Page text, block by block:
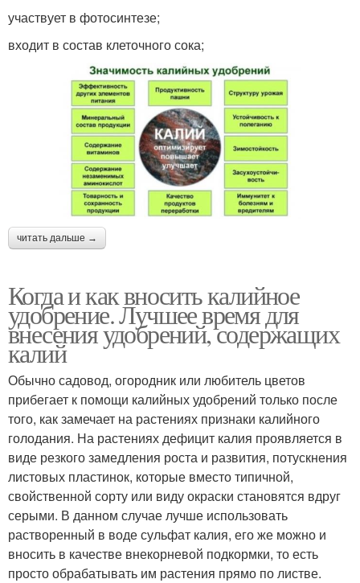
участвует в фотосинтезе;
входит в состав клеточного сока;
читать дальше →
Когда и как вносить калийное
удобрение. Лучшее время для
внесения удобрений, содержащих
калий
Обычно садовод, огородник или любитель цветов
прибегает к помощи калийных удобрений только после
того, как замечает на растениях признаки калийного
голодания. На растениях дефицит калия проявляется в
виде резкого замедления роста и развития, потускнения
листовых пластинок, которые вместо типичной,
свойственной сорту или виду окраски становятся вдруг
серыми. В данном случае лучше использовать
растворенный в воде сульфат калия, его же можно и
вносить в качестве внекорневой подкормки, то есть
просто обрабатывать им растения прямо по листве.